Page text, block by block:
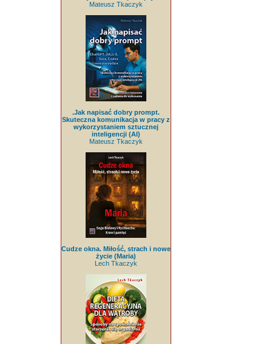
Mateusz Tkaczyk
.Jak napisać dobry prompt.
Skuteczna komunikacja w pracy z
wykorzystaniem sztucznej
inteligencji (AI)
Mateusz Tkaczyk
Cudze okna. Miłość, strach i nowe
życie (Maria)
Lech Tkaczyk